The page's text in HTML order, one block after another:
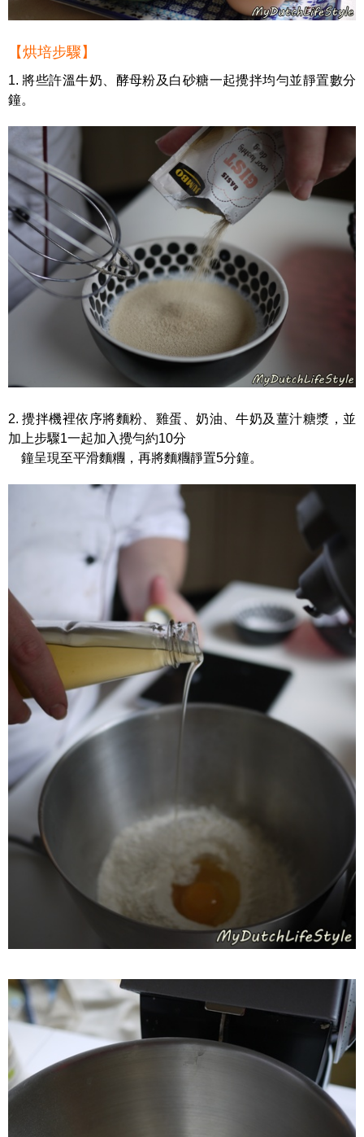
【烘培步驟】
1. 將些許溫牛奶、酵母粉及白砂糖一起攪拌均勻並靜置數分
鐘。
2. 攪拌機裡依序將麵粉、雞蛋、奶油、牛奶及薑汁糖漿，並
加上步驟1一起加入攪勻約10分
鐘呈現至平滑麵糰，再將麵糰靜置5分鐘。